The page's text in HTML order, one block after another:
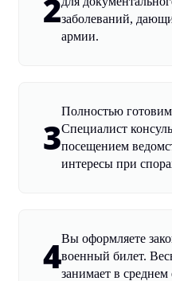
2заболеваний,
армии.
3
Полностью
Специалист
посещением
интересы при
4Вы оформляете
военный билет.
занимает в среднем